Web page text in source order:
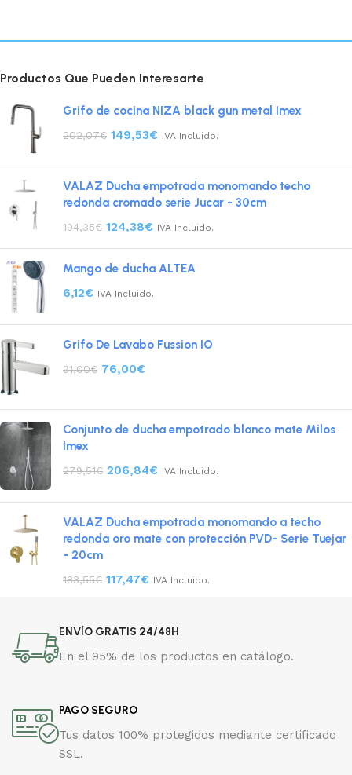
Productos Que Pueden Interesarte
Grifo de cocina NIZA black gun metal Imex
202,07€ 149,53€ IVA Incluido.
VALAZ Ducha empotrada monomando techo
redonda cromado serie Jucar - 30cm
194,35€ 124,38€ IVA Incluido.
Mango de ducha ALTEA
6,12€ IVA Incluido.
Grifo De Lavabo Fussion IO
91,00€ 76,00€
Conjunto de ducha empotrado blanco mate Milos
Imex
279,51€ 206,84€ IVA Incluido.
VALAZ Ducha empotrada monomando a techo
redonda oro mate con protección PVD- Serie Tuejar
- 20cm
183,55€ 117,47€ IVA Incluido.
ENVÍO GRATIS 24/48H
En el 95% de los productos en catálogo.
PAGO SEGURO
Tus datos 100% protegidos mediante certificado
SSL.